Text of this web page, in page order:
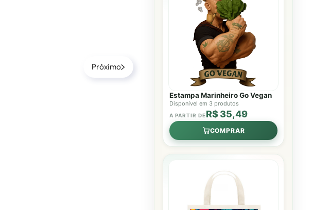
Próximo
Estampa Marinheiro Go Vegan
Disponível em 3 produtos
A PARTIR DER$ 35,49
COMPRAR